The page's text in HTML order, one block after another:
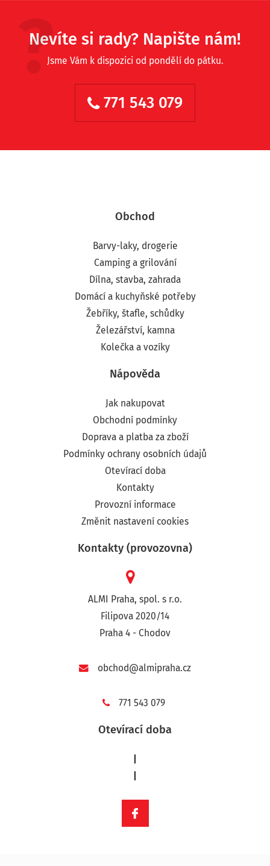
Nevíte si rady? Napište nám!
Jsme Vám k dispozici od pondělí do pátku.
771 543 079
Obchod
Barvy-laky, drogerie
Camping a grilování
Dílna, stavba, zahrada
Domácí a kuchyňské potřeby
Žebříky, štafle, schůdky
Železářství, kamna
Kolečka a vozíky
Nápověda
Jak nakupovat
Obchodní podmínky
Doprava a platba za zboží
Podmínky ochrany osobních údajů
Otevírací doba
Kontakty
Provozní informace
Změnit nastavení cookies
Kontakty (provozovna)
ALMI Praha, spol. s r.o.
Filipova 2020/14
Praha 4 - Chodov
obchod@almipraha.cz
771 543 079
Otevírací doba